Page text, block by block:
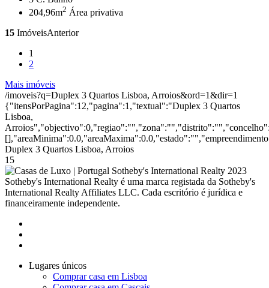
204,96m2 Área privativa
15 ImóveisAnterior
1
2
Mais imóveis
/imoveis?q=Duplex 3 Quartos Lisboa, Arroios&ord=1&dir=1
{"itensPorPagina":12,"pagina":1,"textual":"Duplex 3 Quartos
Lisboa,
Duplex 3 Quartos Lisboa, Arroios
15
2023
Sotheby's International Realty é uma marca registada da Sotheby's
International Realty Affiliates LLC. Cada escritório é jurídica e
financeiramente independente.
Lugares únicos
Comprar casa em Lisboa